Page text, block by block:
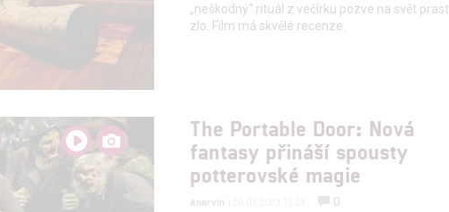
„neškodný“ rituál z večírku pozve na svět
zlo. Film má skvělé recenze.
The Portable Door: Nová
fantasy přináší spousty
potterovské magie
Anarvin
0